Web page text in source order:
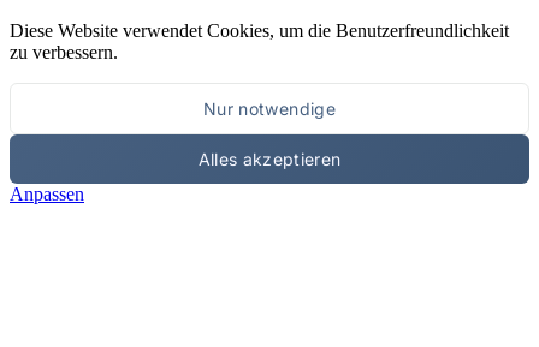
Diese Website verwendet Cookies, um die Benutzerfreundlichkeit
zu verbessern.
Nur notwendige
Alles akzeptieren
Anpassen